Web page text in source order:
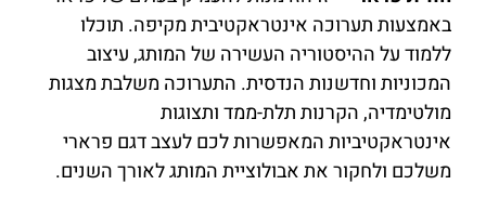
באמצעות תערוכה אינטראקטיבית מקיפה. תוכלו
ללמוד על ההיסטוריה העשירה של המותג, עיצוב
המכוניות וחדשנות הנדסית. התערוכה משלבת מצגות
מולטימדיה, הקרנות תלת-ממד ותצוגות
אינטראקטיביות המאפשרות לכם לעצב דגם פרארי
משלכם ולחקור את אבולוציית המותג לאורך השנים.